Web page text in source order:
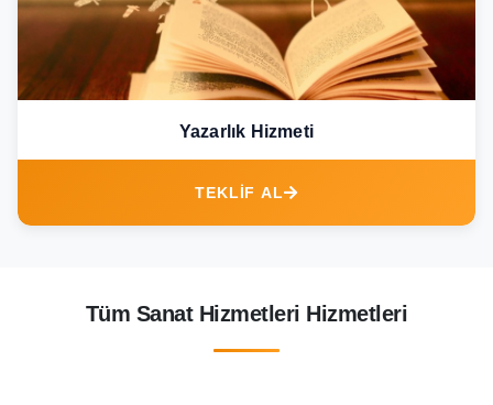
Yazarlık Hizmeti
TEKLİF AL
Tüm Sanat Hizmetleri Hizmetleri